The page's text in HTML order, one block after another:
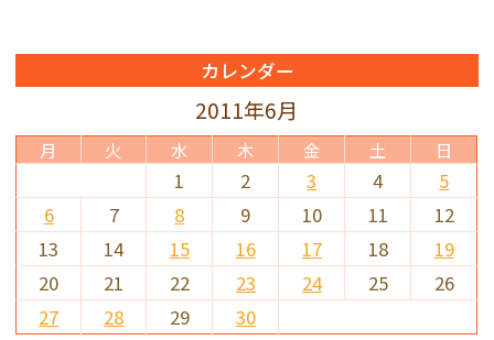
カレンダー
2011年6月
月 火 水 木 金 土 日
1 2 3 4
5
6
7 8 9 10 11
12
13
14 15 16 17 18
19
20
21 22 23 24 25
26
27
28 29 30